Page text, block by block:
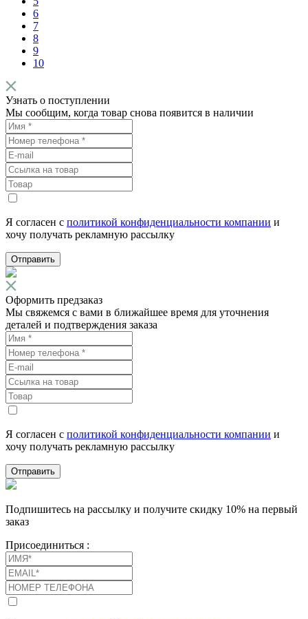
6
7
8
9
10
Узнать о поступлении
Мы сообщим, когда товар снова появится в наличии
Я согласен с политикой конфиденциальности компании и
хочу получать рекламную рассылку
Отправить
Оформить предзаказ
Мы свяжемся с вами в ближайшее время для уточнения
деталей и подтверждения заказа
Я согласен с политикой конфиденциальности компании и
хочу получать рекламную рассылку
Отправить
Подпишитесь на рассылку и получите скидку 10% на первый
заказ
Присоединиться :